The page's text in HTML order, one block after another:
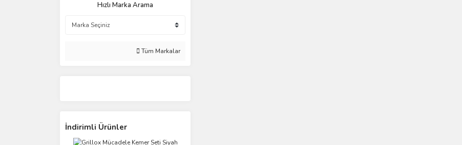
Hızlı Marka Arama
Tüm Markalar
İndirimli Ürünler